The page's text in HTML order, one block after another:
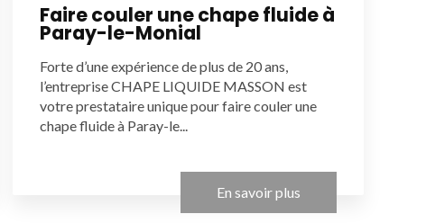
Faire couler une chape fluide à
Paray-le-Monial
Forte d’une expérience de plus de 20 ans,
l’entreprise CHAPE LIQUIDE MASSON est
votre prestataire unique pour faire couler une
chape fluide à Paray-le...
En savoir plus